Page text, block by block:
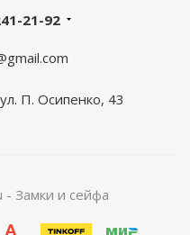
21-92
П. Осипенко, 43
Замки и сейфа